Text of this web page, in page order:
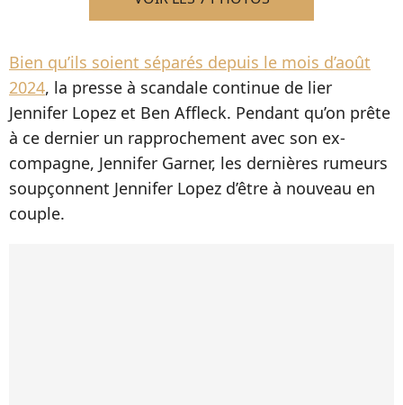
Bien qu’ils soient séparés depuis le mois d’août
2024, la presse à scandale continue de lier
Jennifer Lopez et Ben Affleck. Pendant qu’on prête
à ce dernier un rapprochement avec son ex-
compagne, Jennifer Garner, les dernières rumeurs
soupçonnent Jennifer Lopez d’être à nouveau en
couple.